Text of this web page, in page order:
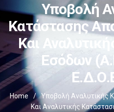
Υποβολή
Κατάστασης
Και
Εσόδων
Home /
Υποβολή Αναλυτικής
Και Αναλυτικής